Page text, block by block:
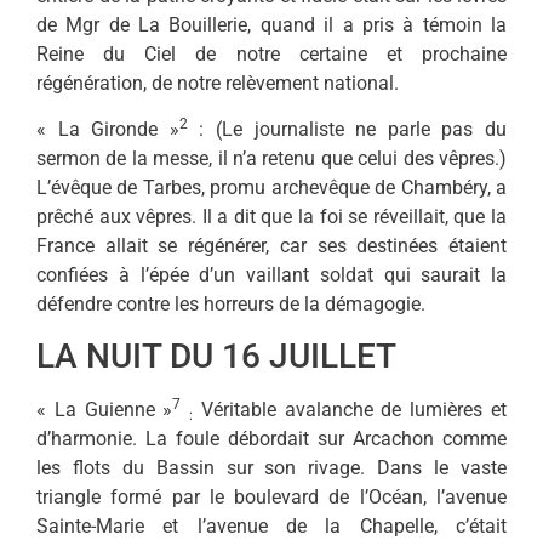
de Mgr de La Bouillerie, quand il a pris à témoin la
Reine du Ciel de notre certaine et prochaine
régénération, de notre relèvement national.
« La Gironde »2: (Le jour­naliste ne parle pas du
sermon de la messe, il n’a retenu que celui des vêpres.)
L’évêque de Tarbes, promu archevêque de Chambéry, a
prêché aux vêpres. Il a dit que la foi se réveillait, que la
France allait se régénérer, car ses desti­nées étaient
confiées à l’épée d’un vaillant soldat qui saurait la
défendre contre les horreurs de la démagogie.
LA NUIT DU 16 JUILLET
« La Guienne »7
: Véritable avalanche de lumières et
d’harmonie. La foule débordait sur Arcachon comme
les flots du Bas­sin sur son rivage. Dans le vaste
triangle formé par le boulevard de l’Océan, l’avenue
Sainte-Marie et l’avenue de la Chapelle, c’était